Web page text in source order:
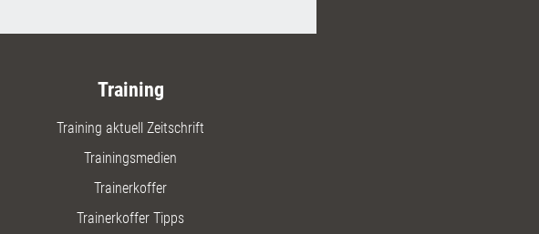
Verhalten in einer realitätsnahen Situation
Training
Training aktuell Zeitschrift
Trainingsmedien
Trainerkoffer
Trainerkoffer Tipps